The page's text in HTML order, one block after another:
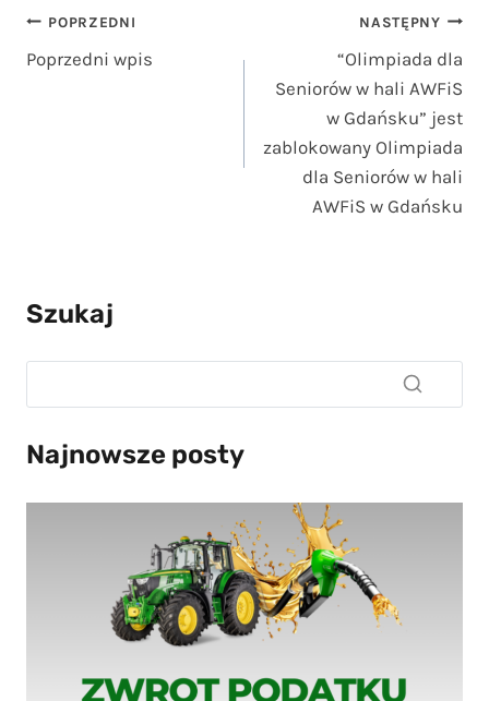
Nawigacja
wpisu
POPRZEDNI
Poprzedni wpis
NASTĘPNY
“Olimpiada dla
Seniorów w hali AWFiS
w Gdańsku” jest
zablokowany Olimpiada
dla Seniorów w hali
AWFiS w Gdańsku
Szukaj
Najnowsze posty